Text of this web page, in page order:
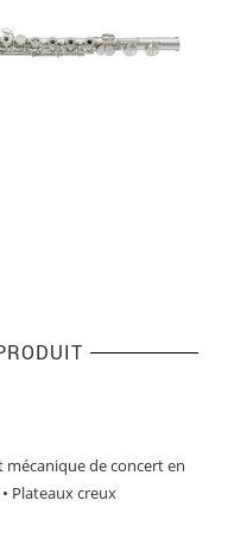
mécanique de concert en
Plateaux creux